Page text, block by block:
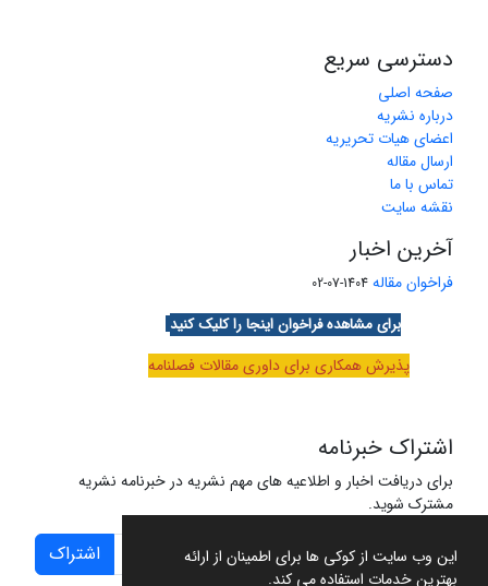
این وب سایت از کوکی ها برای اطمینان از ارائه
بهترین خدمات استفاده می کند.
دسترسی سریع
صفحه اصلی
درباره نشریه
اعضای هیات تحریریه
ارسال مقاله
تماس با ما
نقشه سایت
آخرین اخبار
فراخوان مقاله 1404-07-02
برای مشاهده فراخوان اینجا را کلیک کنید
پذیرش همکاری برای داوری مقالات فصلنامه
اشتراک خبرنامه
برای دریافت اخبار و اطلاعیه های مهم نشریه در خبرنامه نشریه
مشترک شوید.
اشتراک